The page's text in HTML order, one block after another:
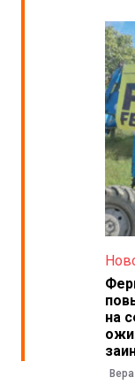
на